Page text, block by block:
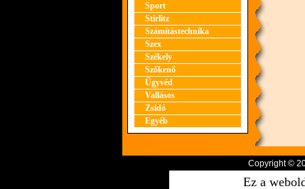
Sport
Stirlitz
Számítástechnika
Szex
Székely
Szőkenő
Ügyvéd
Vallásos
Zsidó
Egyéb
Copyright ©
Ez a